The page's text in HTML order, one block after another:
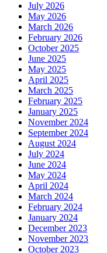
July 2026
May 2026
March 2026
February 2026
October 2025
June 2025
May 2025
April 2025
March 2025
February 2025
January 2025
November 2024
September 2024
August 2024
July 2024
June 2024
May 2024
April 2024
March 2024
February 2024
January 2024
December 2023
November 2023
October 2023